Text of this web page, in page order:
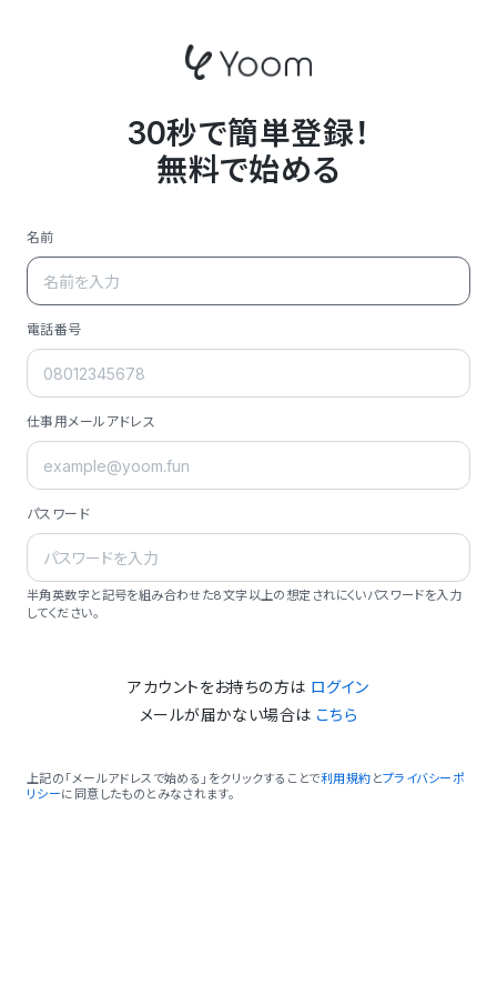
30秒で簡単登録！
無料で始める
名前
電話番号
仕事用メールアドレス
パスワード
半角英数字と記号を組み合わせた8文字以上の想定されにくいパスワードを入力
してください。
アカウントをお持ちの方は ログイン
メールが届かない場合は こちら
上記の「メールアドレスで始める」をクリックすることで利用規約 とプライバシーポ
リシーに同意したものとみなされます。